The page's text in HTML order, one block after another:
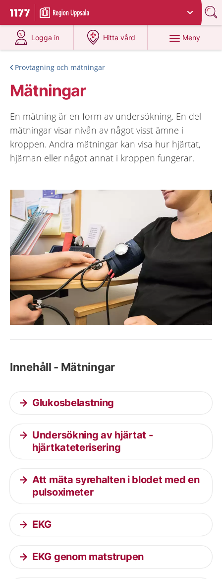
Till startsidan för 1177
Du har valt region
Logga in
på 1177.se
Hitta vård
på 1177.se
Meny
Provtagning och mätningar
Mätningar
En mätning är en form av undersökning. En del
mätningar visar nivån av något visst ämne i
kroppen. Andra mätningar kan visa hur hjärtat,
hjärnan eller något annat i kroppen fungerar.
Innehåll - Mätningar
Glukosbelastning
Undersökning av hjärtat -
hjärtkateterisering
Att mäta syrehalten i blodet med en
pulsoximeter
EKG
EKG genom matstrupen